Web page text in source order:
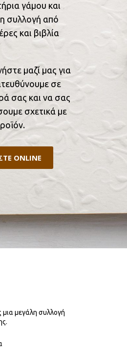
γάμου και
συλλογή από
και βιβλία
μαζί μας για
σε
σας και να σας
σχετικά με
ONLINE
μεγάλη συλλογή